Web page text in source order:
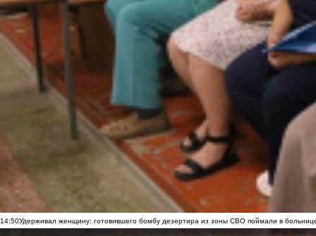
14:50Удерживал женщину: готовившего бомбу дезертира из зоны СВО поймали в